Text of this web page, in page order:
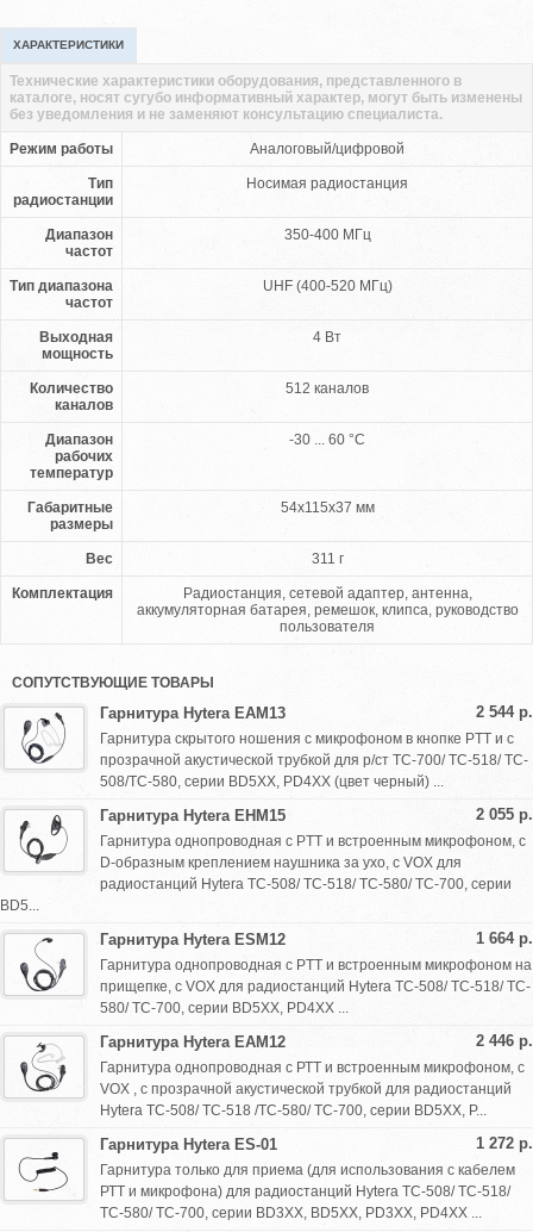
ХАРАКТЕРИСТИКИ
Режим работы Аналоговый/цифровой
Тип
радиостанции
Носимая радиостанция
Диапазон
частот
350-400 МГц
Тип диапазона
частот
UHF (400-520 МГц)
Выходная
мощность
4 Вт
Количество
каналов
512 каналов
Диапазон
рабочих
температур
-30 ... 60 °С
Габаритные
размеры
54x115x37 мм
Вес 311 г
Комплектация
Радиостанция, сетевой адаптер, антенна,
аккумуляторная батарея, ремешок, клипса, руководство
пользователя
Технические характеристики оборудования, представленного в
каталоге, носят сугубо информативный характер, могут быть изменены
без уведомления и не заменяют консультацию специалиста.
СОПУТСТВУЮЩИЕ ТОВАРЫ
2 544 р.
Гарнитура Hytera EAM13
Гарнитура скрытого ношения с микрофоном в кнопке PTT и с
прозрачной акустической трубкой для р/ст ТС-700/ TC-518/ TC-
508/TC-580, серии BD5XX, PD4XX (цвет черный) ...
2 055 р.
Гарнитура Hytera EHM15
Гарнитура однопроводная с PTT и встроенным микрофоном, с
D-образным креплением наушника за ухо, с VOX для
радиостанций Hytera TC-508/ TC-518/ TC-580/ TC-700, серии
BD5...
1 664 р.
Гарнитура Hytera ESM12
Гарнитура однопроводная с PTT и встроенным микрофоном на
прищепке, с VOX для радиостанций Hytera TC-508/ TC-518/ TC-
580/ TC-700, серии BD5XX, PD4XX ...
2 446 р.
Гарнитура Hytera EAM12
Гарнитура однопроводная с РТТ и встроенным микрофоном, с
VOX , с прозрачной акустической трубкой для радиостанций
Hytera TC-508/ TC-518 /TC-580/ TC-700, серии BD5XX, P...
1 272 р.
Гарнитура Hytera ES-01
Гарнитура только для приема (для использования с кабелем
РТТ и микрофона) для радиостанций Hytera TC-508/ TC-518/
TC-580/ TC-700, серии BD3XX, BD5XX, PD3XX, PD4XX ...